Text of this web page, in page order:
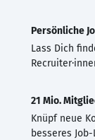
Persönliche
Lass Dich
21 Mio.
Knüpf neue
besseres